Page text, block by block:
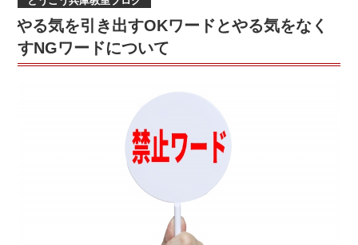
ク
ー
ル】
お
やる気を引き出すOKワードとやる気をなく
すNGワードについて